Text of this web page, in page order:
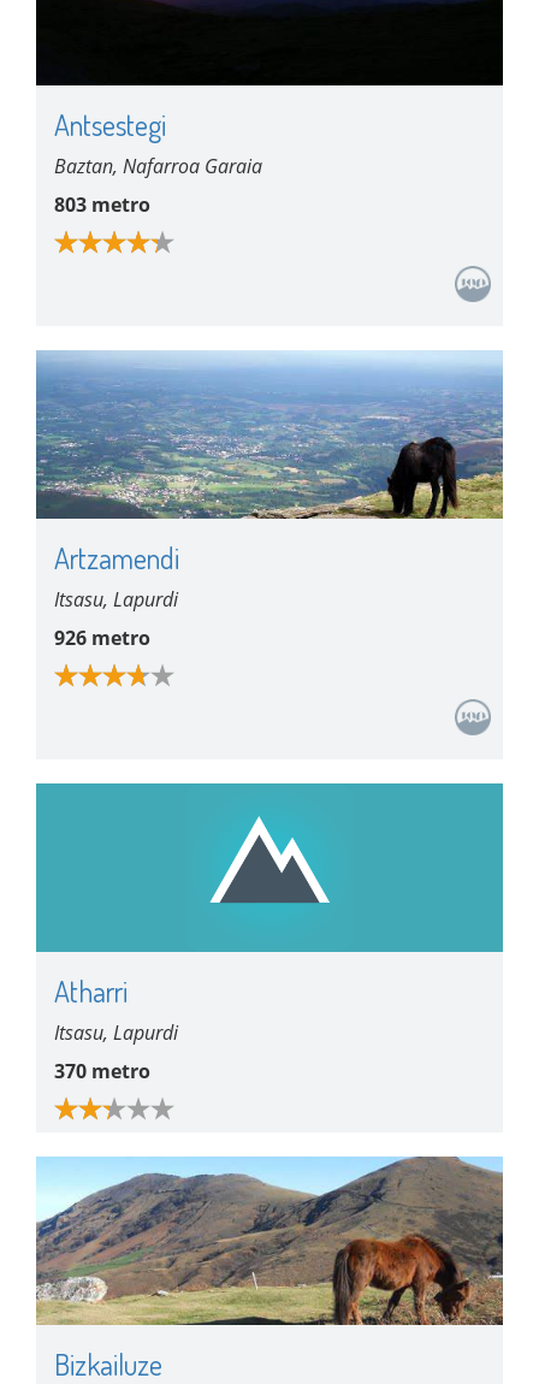
Antsestegi
Baztan, Nafarroa Garaia
803 metro
Artzamendi
Itsasu, Lapurdi
926 metro
Atharri
Itsasu, Lapurdi
370 metro
Bizkailuze